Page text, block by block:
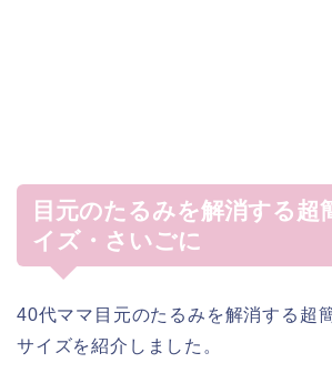
目元のたるみを解消する超
イズ・さいごに
40代ママ目元のたるみを解消する超
サイズを紹介しました。